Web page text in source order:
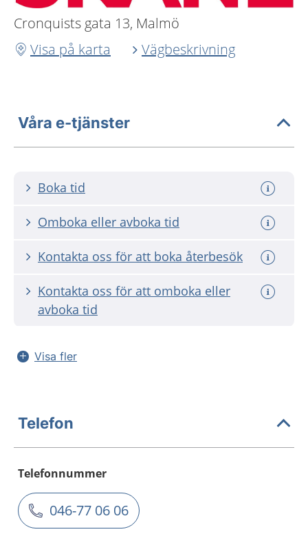
Cronquists gata 13, Malmö
Visa på karta
Vägbeskrivning
Våra e-tjänster
Boka tid
Omboka eller avboka tid
Kontakta oss för att boka återbesök
Kontakta oss för att omboka eller
avboka tid
Visa fler
Telefon
Telefonnummer
046-77 06 06